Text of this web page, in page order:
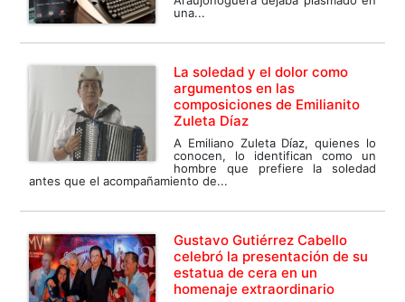
una...
La soledad y el dolor como
argumentos en las
composiciones de Emilianito
Zuleta Díaz
A Emiliano Zuleta Díaz, quienes lo
conocen, lo identifican como un
hombre que prefiere la soledad
antes que el acompañamiento de...
Gustavo Gutiérrez Cabello
celebró la presentación de su
estatua de cera en un
homenaje extraordinario